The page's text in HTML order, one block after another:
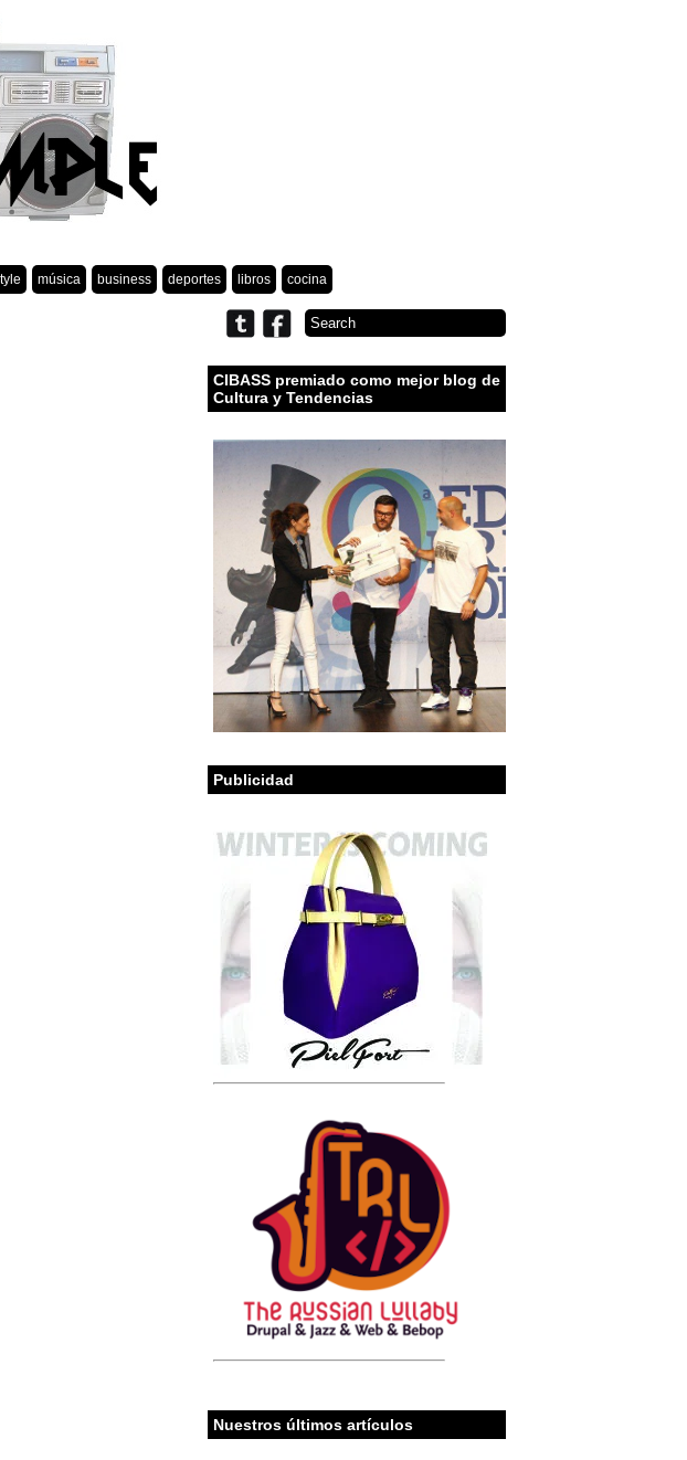
música business deportes libros cocina
CIBASS premiado como mejor blog de
Cultura y Tendencias
Publicidad
Nuestros últimos artículos